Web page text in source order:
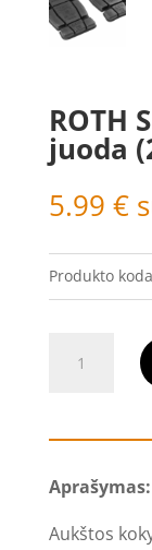
ROTH
juoda
5.99 €
Produkto
kiekis:
SLIM
apsaugos,
juoda
Aprašymas:
Aukštos